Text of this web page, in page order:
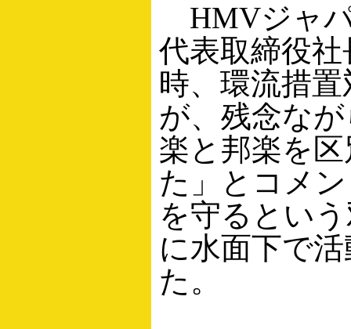
HMVジャ
代表取締役
時、環流措
が、残念な
楽と邦楽を
た」とコメ
を守るとい
に水面下で
た。